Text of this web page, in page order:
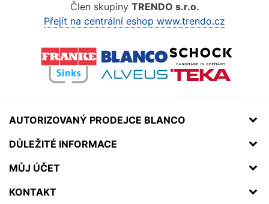
Člen skupiny TRENDO s.r.o.
Přejít na centrální eshop www.trendo.cz
AUTORIZOVANÝ PRODEJCE BLANCO
DŮLEŽITÉ INFORMACE
MŮJ ÚČET
KONTAKT